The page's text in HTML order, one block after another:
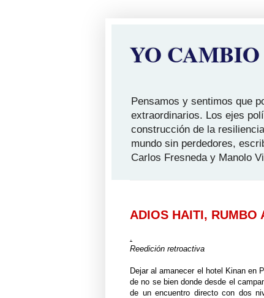
YO CAMBIO
Pensamos y sentimos que
extraordinarios. Los ejes
construcción de la
mundo sin perdedores,
Carlos Fresneda y Manolo
ADIOS HAITI, RUMBO
Reedición retroactiva
Dejar al amanecer el hotel Kinan en
de no se bien donde desde el
de un encuentro directo con dos